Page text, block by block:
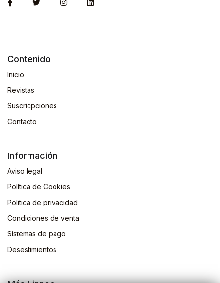
Contenido
Inicio
Revistas
Suscricpciones
Contacto
Información
Aviso legal
Política de Cookies
Politica de privacidad
Condiciones de venta
Sistemas de pago
Desestimientos